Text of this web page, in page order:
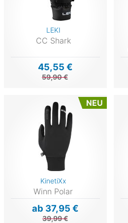
LEKI
CC Shark
45,55 €
59,90 €
NEU
KinetiXx
Winn Polar
ab 37,95 €
39,99 €